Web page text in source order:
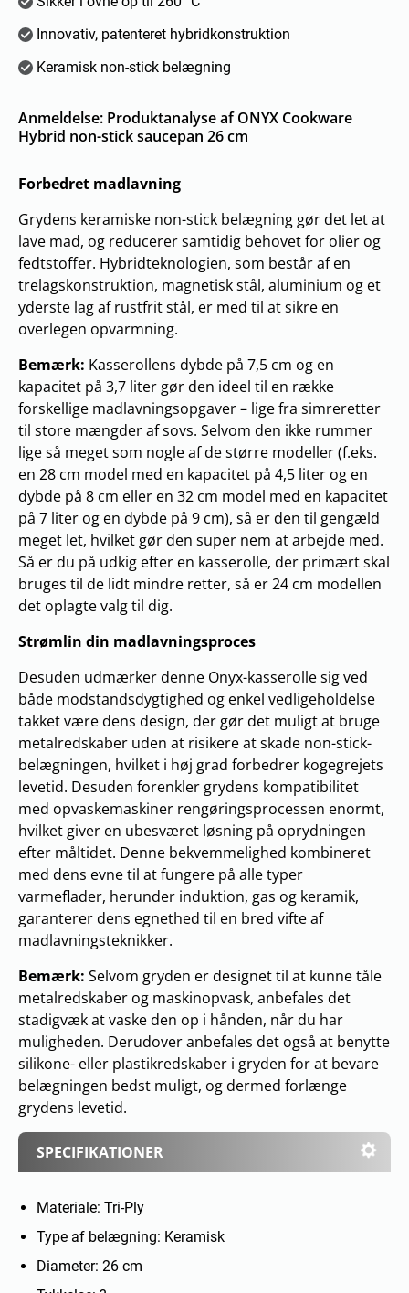
Innovativ, patenteret hybridkonstruktion
Keramisk non-stick belægning
Anmeldelse: Produktanalyse af ONYX Cookware
Hybrid non-stick saucepan 26 cm
SPECIFIKATIONER
Materiale: Tri-Ply
Type af belægning: Keramisk
Diameter: 26 cm
Forbedret madlavning
Grydens keramiske non-stick belægning gør det let at
lave mad, og reducerer samtidig behovet for olier og
fedtstoffer. Hybridteknologien, som består af en
trelagskonstruktion, magnetisk stål, aluminium og et
yderste lag af rustfrit stål, er med til at sikre en
overlegen opvarmning.
Bemærk: Kasserollens dybde på 7,5 cm og en
kapacitet på 3,7 liter gør den ideel til en række
forskellige madlavningsopgaver – lige fra simreretter
til store mængder af sovs. Selvom den ikke rummer
lige så meget som nogle af de større modeller (f.eks.
en 28 cm model med en kapacitet på 4,5 liter og en
dybde på 8 cm eller en 32 cm model med en kapacitet
på 7 liter og en dybde på 9 cm), så er den til gengæld
meget let, hvilket gør den super nem at arbejde med.
Så er du på udkig efter en kasserolle, der primært skal
bruges til de lidt mindre retter, så er 24 cm modellen
det oplagte valg til dig.
Strømlin din madlavningsproces
Desuden udmærker denne Onyx-kasserolle sig ved
både modstandsdygtighed og enkel vedligeholdelse
takket være dens design, der gør det muligt at bruge
metalredskaber uden at risikere at skade non-stick-
belægningen, hvilket i høj grad forbedrer kogegrejets
levetid. Desuden forenkler grydens kompatibilitet
med opvaskemaskiner rengøringsprocessen enormt,
hvilket giver en ubesværet løsning på oprydningen
efter måltidet. Denne bekvemmelighed kombineret
med dens evne til at fungere på alle typer
varmeflader, herunder induktion, gas og keramik,
garanterer dens egnethed til en bred vifte af
madlavningsteknikker.
Bemærk: Selvom gryden er designet til at kunne tåle
metalredskaber og maskinopvask, anbefales det
stadigvæk at vaske den op i hånden, når du har
muligheden. Derudover anbefales det også at benytte
silikone- eller plastikredskaber i gryden for at bevare
belægningen bedst muligt, og dermed forlænge
grydens levetid.